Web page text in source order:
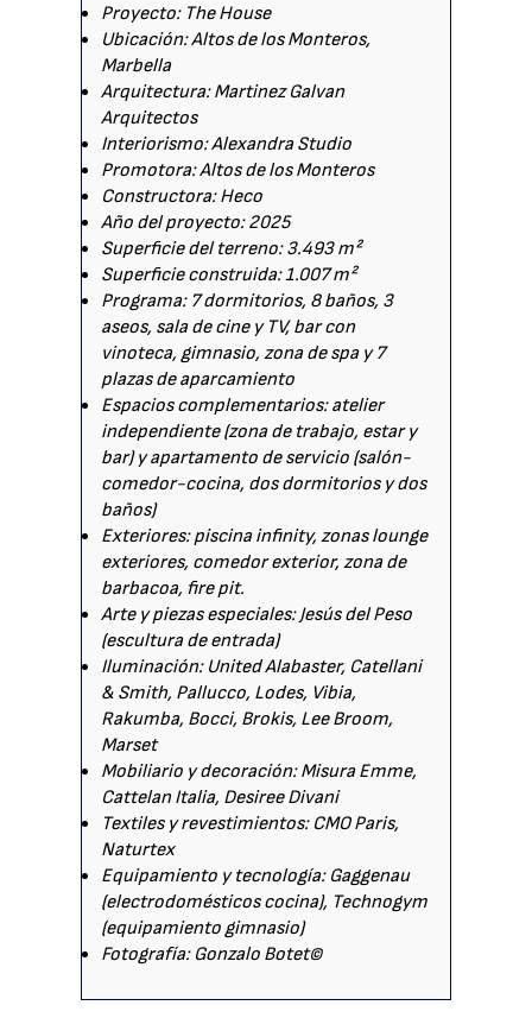
Proyecto: The House
Ubicación: Altos de los Monteros,
Marbella
Arquitectura: Martinez Galvan
Arquitectos
Interiorismo: Alexandra Studio
Promotora: Altos de los Monteros
Constructora: Heco
Año del proyecto: 2025
Superficie del terreno: 3.493 m²
Superficie construida: 1.007 m²
Programa: 7 dormitorios, 8 baños, 3
aseos, sala de cine y TV, bar con
vinoteca, gimnasio, zona de spa y 7
plazas de aparcamiento
Espacios complementarios: atelier
independiente (zona de trabajo, estar y
bar) y apartamento de servicio (salón-
comedor-cocina, dos dormitorios y dos
baños)
Exteriores: piscina infinity, zonas lounge
exteriores, comedor exterior, zona de
barbacoa, fire pit.
Arte y piezas especiales: Jesús del Peso
(escultura de entrada)
Iluminación: United Alabaster, Catellani
& Smith, Pallucco, Lodes, Vibia,
Rakumba, Bocci, Brokis, Lee Broom,
Marset
Mobiliario y decoración: Misura Emme,
Cattelan Italia, Desiree Divani
Textiles y revestimientos: CMO Paris,
Naturtex
Equipamiento y tecnología: Gaggenau
(electrodomésticos cocina), Technogym
(equipamiento gimnasio)
Fotografía: Gonzalo Botet©